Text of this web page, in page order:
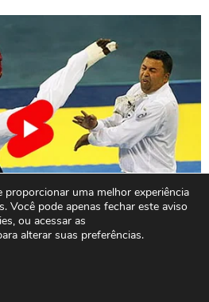
proporcionar uma melhor experiência
Você pode apenas fechar este aviso
ou acessar as
alterar suas preferências.